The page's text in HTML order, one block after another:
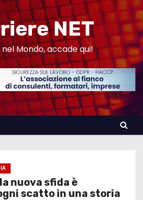
NET
Mondo, accade qui!
nuova sfida è
scatto in una storia